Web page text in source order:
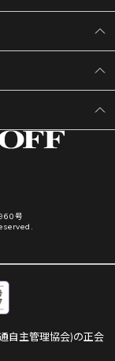
号
自主管理協会)の正会